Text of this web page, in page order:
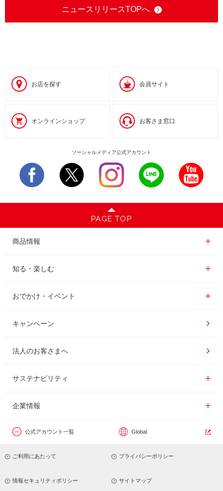
ニュースリリースTOPへ
お店を探す 会員サイト
オンラインショップ お客さま窓口
ソーシャルメディア公式アカウント
PAGE TOP
商品情報
商品情報一覧
レギュラーコーヒー
インスタントコーヒー
ドリップポッド
知る・楽しむ
知る・楽しむ一覧
おいしいコーヒーの淹れ方
コーヒー百科
レシピ
おでかけ・イベント
おでかけ・イベント情報一覧
UCCコーヒー博物館
UCCコーヒーアカデミー
工場見学
東京ディズニーリゾート®︎
カフェのお仕事体験
キャンペーン
法人のお客さまへ
サステナビリティ
サステナビリティ
企業情報
企業情報一覧
公式アカウント一覧 Global
ご利用にあたって プライバシーポリシー
情報セキュリティポリシー サイトマップ